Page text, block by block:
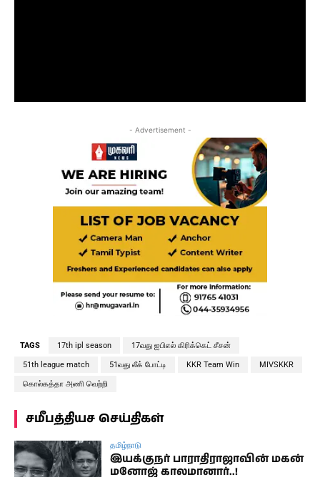
- Advertisement -
TAGS 17th ipl season 17வது ஐபிஎல் கிரிக்கெட் சீசன்
51th league match 51வது லீக் போட்டி KKR Team Win MIVSKKR
கொல்கத்தா அணி வெற்றி
சமீபத்தியச செய்திகள்
தமிழ்நாடு
இயக்குநர் பாராதிராஜாவின் மகன்
மனோஜ் காலமானார்..!